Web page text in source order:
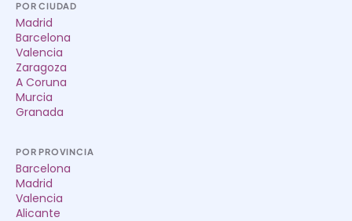
POR CIUDAD
Madrid
Barcelona
Valencia
Zaragoza
A Coruna
Murcia
Granada
POR PROVINCIA
Barcelona
Madrid
Valencia
Alicante